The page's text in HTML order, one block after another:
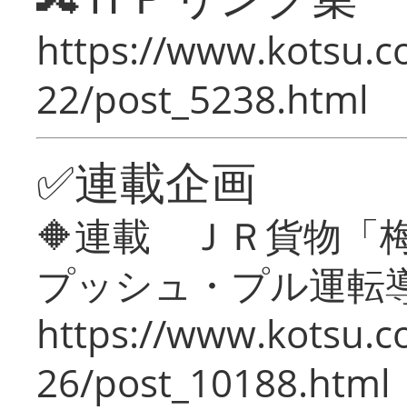
https://
22/post_5238.html
✅連載企画
🔶連載 ＪＲ貨物「
プッシュ・プル運転
https://
26/post_10188.html